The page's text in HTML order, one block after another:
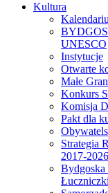
Kultura
UNESCO
Instytucje
Otwarte
Małe
Konkurs
Komisja
Pakt dla
Strategia
2017-2026
Bydgoska